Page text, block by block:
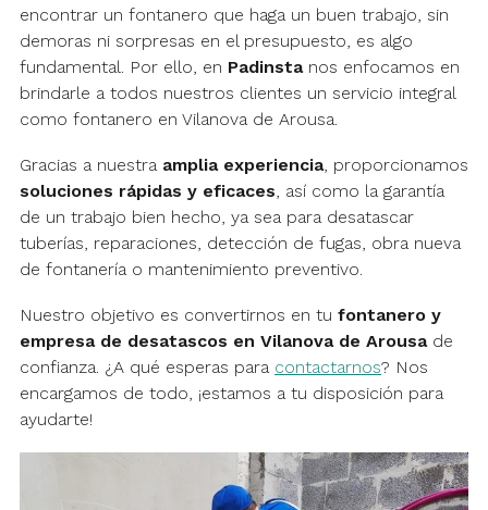
encontrar un fontanero que haga un buen trabajo, sin
demoras ni sorpresas en el presupuesto, es algo
fundamental. Por ello, en Padinstanos enfocamos en
brindarle a todos nuestros clientes un servicio integral
como fontanero en Vilanova de Arousa.
Gracias a nuestra amplia experiencia, proporcionamos
soluciones rápidas y eficaces, así como la garantía
de un trabajo bien hecho, ya sea para desatascar
tuberías, reparaciones, detección de fugas, obra nueva
de fontanería o mantenimiento preventivo.
Nuestro objetivo es convertirnos en tu fontanero y
empresa de desatascos en Vilanova de Arousade
confianza. ¿A qué esperas para contactarnos? Nos
encargamos de todo, ¡estamos a tu disposición para
ayudarte!